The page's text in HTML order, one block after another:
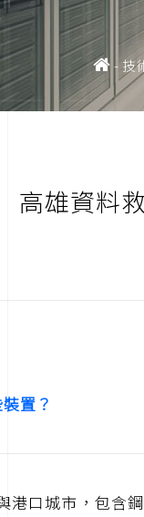
- 技
高雄資料
置？
港口城市，包含